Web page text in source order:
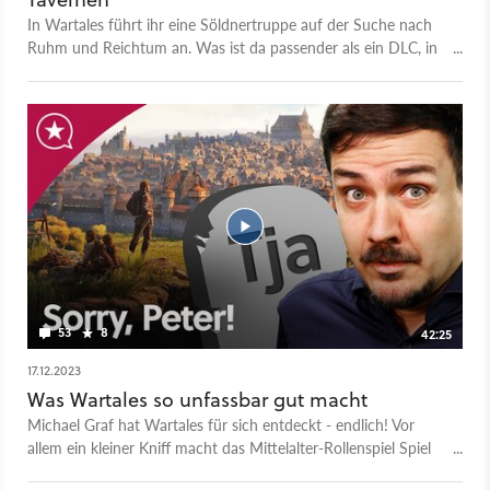
beinhaltet.
In Wartales führt ihr eine Söldnertruppe auf der Suche nach
Ruhm und Reichtum an. Was ist da passender als ein DLC, in
zu einem sozialen Knotenpunkt in der Spielwelt wird. Dafür
startet ihr mit einer einfachen Hütte, die ihr immer weiter
ausbaut, während ihr euch gleichzeitig um das Personal
kümmert. Der DLC mit dem Namen The Tavern Opens für
Wartales ist bereits verfügbar.
53 8
42:25
17.12.2023
Was Wartales so unfassbar gut macht
Michael Graf hat Wartales für sich entdeckt - endlich! Vor
allem ein kleiner Kniff macht das Mittelalter-Rollenspiel Spiel